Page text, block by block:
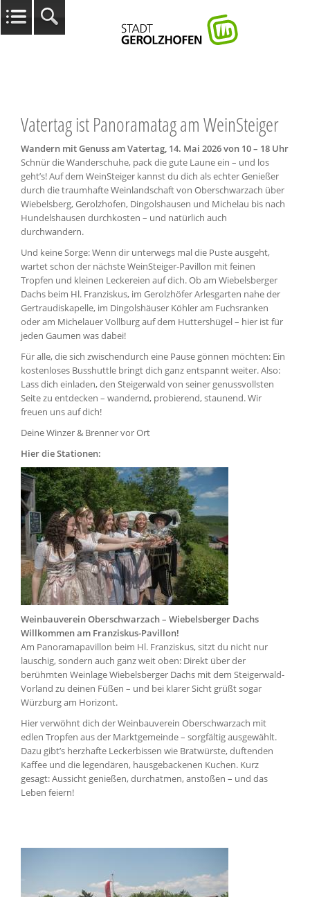
Vatertag ist Panoramatag am WeinSteiger
Wandern mit Genuss am Vatertag, 14. Mai 2026 von 10 – 18 Uhr
Schnür die Wanderschuhe, pack die gute Laune ein – und los
geht’s! Auf dem WeinSteiger kannst du dich als echter Genießer
durch die traumhafte Weinlandschaft von Oberschwarzach über
Wiebelsberg, Gerolzhofen, Dingolshausen und Michelau bis nach
Hundelshausen durchkosten – und natürlich auch
durchwandern.
Und keine Sorge: Wenn dir unterwegs mal die Puste ausgeht,
wartet schon der nächste WeinSteiger-Pavillon mit feinen
Tropfen und kleinen Leckereien auf dich. Ob am Wiebelsberger
Dachs beim Hl. Franziskus, im Gerolzhöfer Arlesgarten nahe der
Gertraudiskapelle, im Dingolshäuser Köhler am Fuchsranken
oder am Michelauer Vollburg auf dem Huttershügel – hier ist für
jeden Gaumen was dabei!
Für alle, die sich zwischendurch eine Pause gönnen möchten: Ein
kostenloses Busshuttle bringt dich ganz entspannt weiter. Also:
Lass dich einladen, den Steigerwald von seiner genussvollsten
Seite zu entdecken – wandernd, probierend, staunend. Wir
freuen uns auf dich!
Deine Winzer & Brenner vor Ort
Hier die Stationen:
Weinbauverein Oberschwarzach – Wiebelsberger Dachs
Willkommen am Franziskus-Pavillon!
Am Panoramapavillon beim Hl. Franziskus, sitzt du nicht nur
lauschig, sondern auch ganz weit oben: Direkt über der
berühmten Weinlage Wiebelsberger Dachs mit dem Steigerwald-
Vorland zu deinen Füßen – und bei klarer Sicht grüßt sogar
Würzburg am Horizont.
Hier verwöhnt dich der Weinbauverein Oberschwarzach mit
edlen Tropfen aus der Marktgemeinde – sorgfältig ausgewählt.
Dazu gibt’s herzhafte Leckerbissen wie Bratwürste, duftenden
Kaffee und die legendären, hausgebackenen Kuchen. Kurz
gesagt: Aussicht genießen, durchatmen, anstoßen – und das
Leben feiern!